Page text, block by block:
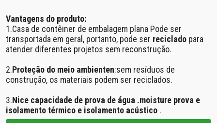
Vantagens do produto:
1.Casa de contêiner de embalagem plana Pode ser
transportada em geral, portanto, pode ser reciclado para
atender diferentes projetos sem reconstrução.
2.Proteção do meio ambienten:sem resíduos de
construção, os materiais podem ser reciclados.
3.Nice capacidade de prova de água .moisture prova e
isolamento térmico e isolamento acústico .